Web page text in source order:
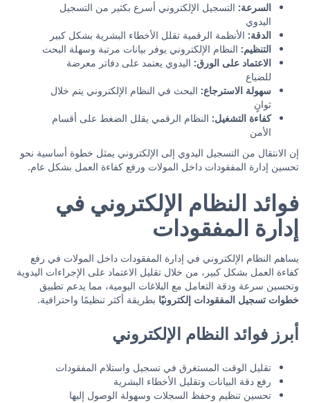
السرعة: التسجيل الإلكتروني أسرع بكثير من التسجيل
اليدوي
الدقة: الأنظمة الرقمية تقلل الأخطاء البشرية بشكل كبير
التنظيم: النظام الإلكتروني يوفر بيانات مرتبة وسهلة البحث
الاعتماد على الورق: اليدوي يعتمد على دفاتر معرضة
للضياع
سهولة الاسترجاع: البحث في النظام الإلكتروني يتم خلال
ثوانٍ
كفاءة التشغيل: النظام الرقمي يقلل الضغط على أقسام
الأمن
إن الانتقال من التسجيل اليدوي إلى الإلكتروني يمثل خطوة أساسية نحو
تحسين إدارة المفقودات داخل المولات ورفع كفاءة العمل بشكل عام.
فوائد النظام الإلكتروني في
إدارة المفقودات
يساهم النظام الإلكتروني في إدارة المفقودات داخل المولات في رفع
كفاءة العمل بشكل كبير، من خلال تقليل الاعتماد على الإجراءات اليدوية
وتحسين سرعة ودقة التعامل مع البلاغات اليومية، مما يدعم تطبيق
خطوات تسجيل المفقودات إلكترونيًا بطريقة أكثر تنظيمًا واحترافية.
أبرز فوائد النظام الإلكتروني
تقليل الوقت المستغرق في تسجيل واستلام المفقودات
رفع دقة البيانات وتقليل الأخطاء البشرية
تحسين تنظيم وحفظ السجلات وسهولة الوصول إليها